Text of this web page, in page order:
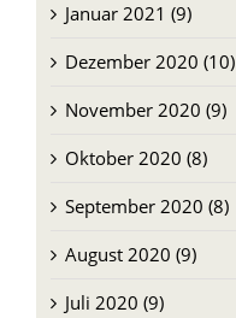
Januar 2021 (9)
Dezember 2020 (10)
November 2020 (9)
Oktober 2020 (8)
September 2020 (8)
August 2020 (9)
Juli 2020 (9)